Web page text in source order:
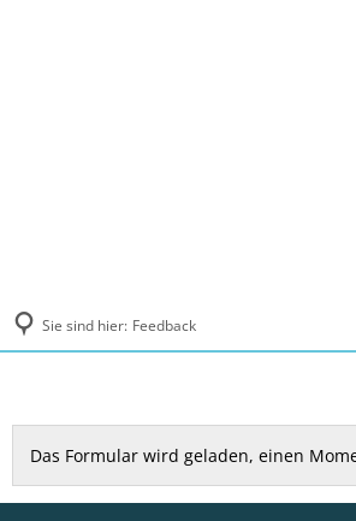
Sie sind hier: Feedback
Feedback
Das Formular wird geladen, einen